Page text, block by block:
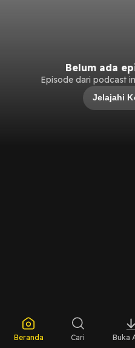
Belum ada
Episode dari podcast
Jelajahi
Beranda Cari Buka